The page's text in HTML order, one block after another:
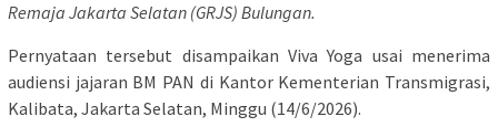
Remaja Jakarta Selatan (GRJS) Bulungan.
Pernyataan tersebut disampaikan Viva Yoga usai menerima
audiensi jajaran BM PAN di Kantor Kementerian Transmigrasi,
Kalibata, Jakarta Selatan, Minggu (14/6/2026).